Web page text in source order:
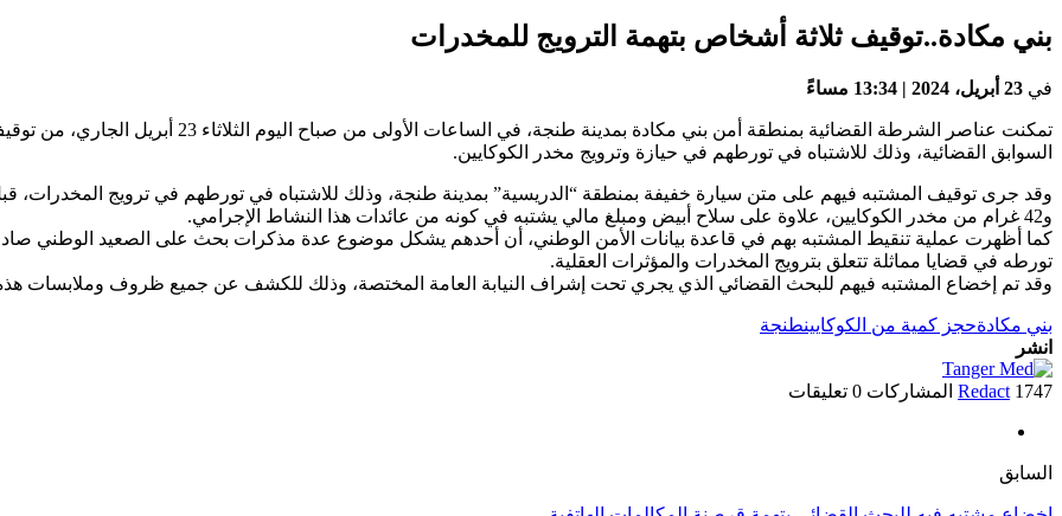
بني مكادة..توقيف ثلاثة أشخاص بتهمة الترويج للمخدرات
في 23 أبريل، 2024 | 13:34 مساءً
السوابق القضائية، وذلك للاشتباه في تورطهم في حيازة وترويج مخدر الكوكايين.
وقد جرى توقيف المشتبه فيهم على متن سيارة خفيفة بمنطقة “الدريسية” بمدينة طنجة، وذلك للاشتباه في تورطهم في ترويج المخدرات،
و42 غرام من مخدر الكوكايين، علاوة على سلاح أبيض ومبلغ مالي يشتبه في كونه من عائدات هذا النشاط الإجرامي.
كما أظهرت عملية تنقيط المشتبه بهم في قاعدة بيانات الأمن الوطني، أن أحدهم يشكل موضوع عدة مذكرات بحث على الصعيد الوطني
تورطه في قضايا مماثلة تتعلق بترويج المخدرات والمؤثرات العقلية.
وقد تم إخضاع المشتبه فيهم للبحث القضائي الذي يجري تحت إشراف النيابة العامة المختصة، وذلك للكشف عن جميع ظروف وملابسات هذه
بني مكادةحجز كمية من الكوكايينطنجة
انشر
Redact 1747 المشاركات 0 تعليقات
السابق